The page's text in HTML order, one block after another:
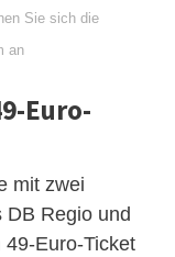
Sie sich die
an
Euro-
mit zwei
DB Regio und
Euro-Ticket